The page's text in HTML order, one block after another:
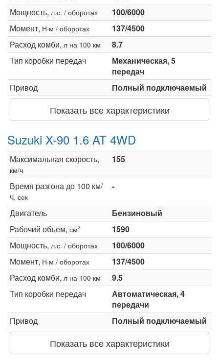
Мощность, л.с. / оборотах
100/6000
Момент, Н·м / оборотах
137/4500
Расход комби, л на 100 км
8.7
Тип коробки передач
Механическая, 5
передач
Привод
Полный подключаемый
Показать все характеристики
Suzuki X-90 1.6 AT 4WD
Максимальная скорость,
км/ч
155
Время разгона до 100 км/
ч, сек
-
Двигатель
Бензиновый
Рабочий объем, см3
1590
Мощность, л.с. / оборотах
100/6000
Момент, Н·м / оборотах
137/4500
Расход комби, л на 100 км
9.5
Тип коробки передач
Автоматическая, 4
передачи
Привод
Полный подключаемый
Показать все характеристики